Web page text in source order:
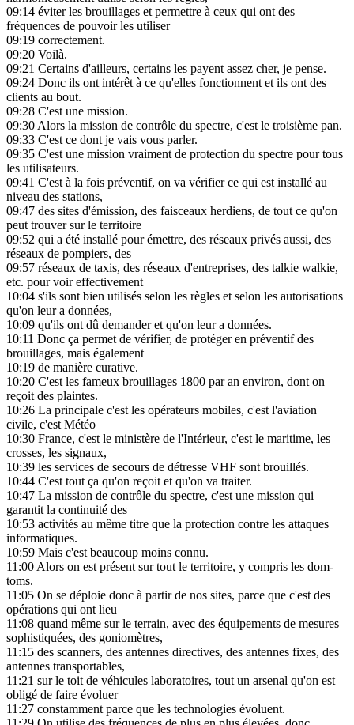
09:14 éviter les brouillages et permettre à ceux qui ont des
fréquences de pouvoir les utiliser
09:19 correctement.
09:20 Voilà.
09:21 Certains d'ailleurs, certains les payent assez cher, je pense.
09:24 Donc ils ont intérêt à ce qu'elles fonctionnent et ils ont des
clients au bout.
09:28 C'est une mission.
09:30Alors la mission de contrôle du spectre, c'est le troisième pan.
09:33 C'est ce dont je vais vous parler.
09:35 C'est une mission vraiment de protection du spectre pour tous
les utilisateurs.
09:41 C'est à la fois préventif, on va vérifier ce qui est installé au
niveau des stations,
09:47 des sites d'émission, des faisceaux herdiens, de tout ce qu'on
peut trouver sur le territoire
09:52 qui a été installé pour émettre, des réseaux privés aussi, des
réseaux de pompiers, des
09:57 réseaux de taxis, des réseaux d'entreprises, des talkie walkie,
etc. pour voir effectivement
10:04 s'ils sont bien utilisés selon les règles et selon les autorisations
qu'on leur a données,
10:09 qu'ils ont dû demander et qu'on leur a données.
10:11 Donc ça permet de vérifier, de protéger en préventif des
brouillages, mais également
10:19 de manière curative.
10:20 C'est les fameux brouillages 1800 par an environ, dont on
reçoit des plaintes.
10:26 La principale c'est les opérateurs mobiles, c'est l'aviation
civile, c'est Météo
10:30 France, c'est le ministère de l'Intérieur, c'est le maritime, les
crosses, les signaux,
10:39 les services de secours de détresse VHF sont brouillés.
10:44 C'est tout ça qu'on reçoit et qu'on va traiter.
10:47 La mission de contrôle du spectre, c'est une mission qui
garantit la continuité des
10:53 activités au même titre que la protection contre les attaques
informatiques.
10:59 Mais c'est beaucoup moins connu.
11:00Alors on est présent sur tout le territoire, y compris les dom-
toms.
11:05 On se déploie donc à partir de nos sites, parce que c'est des
opérations qui ont lieu
11:08 quand même sur le terrain, avec des équipements de mesures
sophistiquées, des goniomètres,
11:15 des scanners, des antennes directives, des antennes fixes, des
antennes transportables,
11:21 sur le toit de véhicules laboratoires, tout un arsenal qu'on est
obligé de faire évoluer
11:27 constamment parce que les technologies évoluent.